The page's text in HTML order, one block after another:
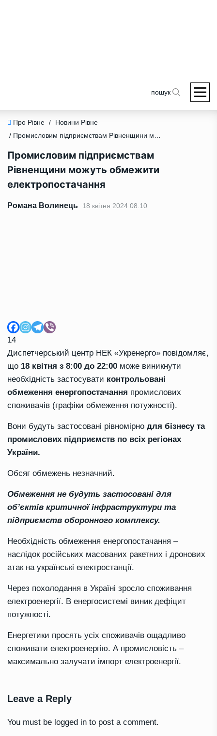
пошук
Про Рівне /
Новини Рівне
/ Промисловим підприємствам Рівненщини можуть обмежити електропостачання
Промисловим підприємствам
Рівненщини можуть обмежити
електропостачання
Романа Волинець 18 квітня 2024 08:10
14
Диспетчерський центр НЕК «Укренерго» повідомляє,
що 18 квітня з 8:00 до 22:00 може виникнути
необхідність застосувати контрольовані
обмеження енергопостачання промислових
споживачів (графіки обмеження потужності).
Вони будуть застосовані рівномірно для бізнесу та
промислових підприємств по всіх регіонах
України.
Обсяг обмежень незначний.
Обмеження не будуть застосовані для
об’єктів критичної інфраструктури та
підприємств оборонного комплексу.
Необхідність обмеження енергопостачання –
наслідок російських масованих ракетних і дронових
атак на українські електростанції.
Через похолодання в Україні зросло споживання
електроенергії. В енергосистемі виник дефіцит
потужності.
Енергетики просять усіх споживачів ощадливо
споживати електроенергію. А промисловість –
максимально залучати імпорт електроенергії.
Leave a Reply
You must be logged in to post a comment.